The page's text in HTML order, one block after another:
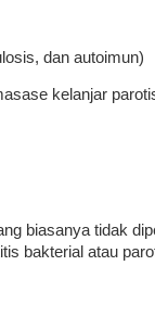
dan autoimun)
kelanjar
biasanya tidak
bakterial atau